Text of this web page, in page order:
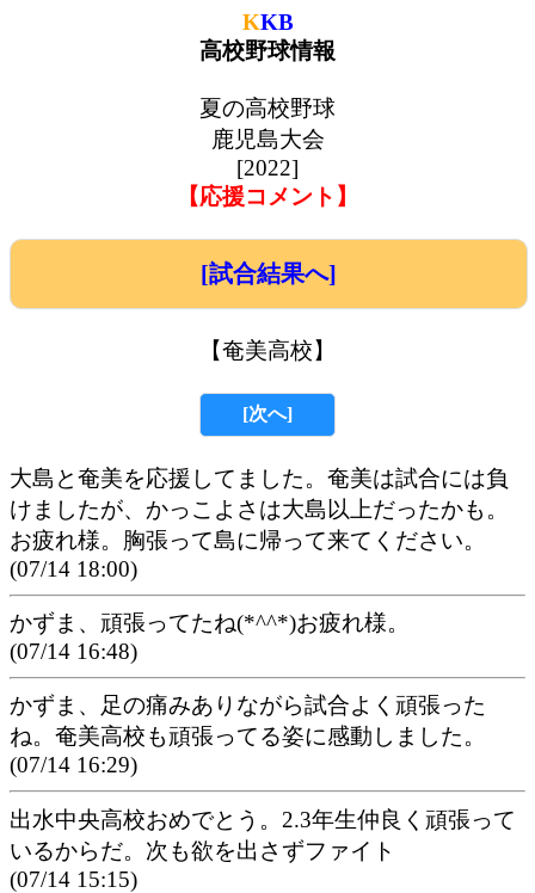
KKB
高校野球情報
夏の高校野球
鹿児島大会
[2022]
【応援コメント】
[試合結果へ]
【奄美高校】
[次へ]
大島と奄美を応援してました。奄美は試合には負
けましたが、かっこよさは大島以上だったかも。
お疲れ様。胸張って島に帰って来てください。
(07/14 18:00)
かずま、頑張ってたね(*^^*)お疲れ様。
(07/14 16:48)
かずま、足の痛みありながら試合よく頑張った
ね。奄美高校も頑張ってる姿に感動しました。
(07/14 16:29)
出水中央高校おめでとう。2.3年生仲良く頑張って
いるからだ。次も欲を出さずファイト
(07/14 15:15)